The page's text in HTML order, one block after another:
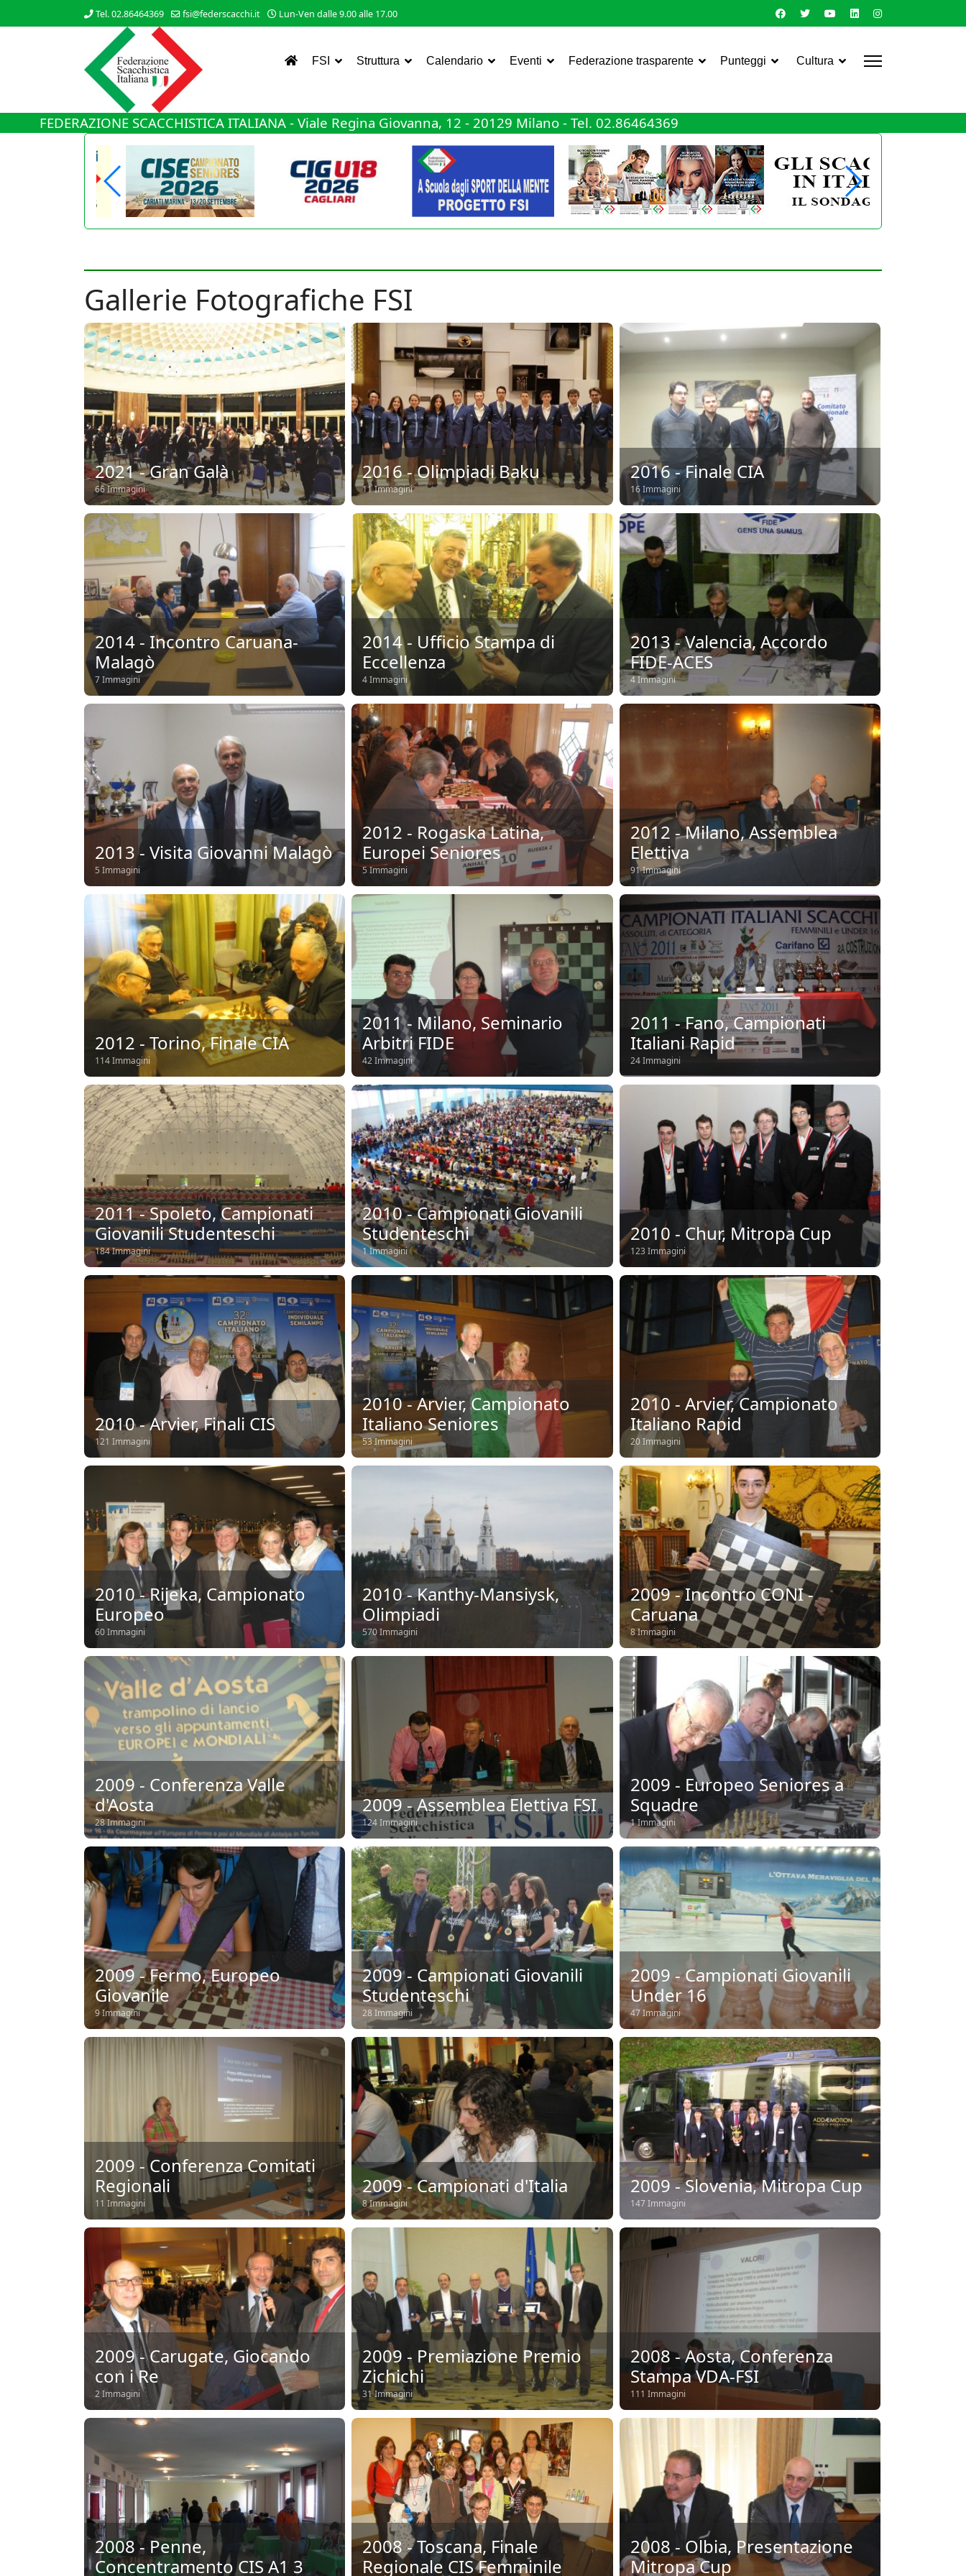
Tel. 02.86464369 fsi@federscacchi.it Lun-Ven dalle 9.00 alle 17.00
FSI Struttura Calendario Eventi Federazione trasparente Punteggi Cultura
FEDERAZIONE SCACCHISTICA ITALIANA - Viale Regina Giovanna, 12 - 20129 Milano - Tel. 02.86464369
Gallerie Fotografiche FSI
2021 - Gran Galà
66 Immagini
2016 - Olimpiadi Baku
11 Immagini
2016 - Finale CIA
16 Immagini
2014 - Incontro Caruana-
Malagò
7 Immagini
2014 - Ufficio Stampa di
Eccellenza
4 Immagini
2013 - Valencia, Accordo
FIDE-ACES
4 Immagini
2013 - Visita Giovanni Malagò
5 Immagini
2012 - Rogaska Latina,
Europei Seniores
5 Immagini
2012 - Milano, Assemblea
Elettiva
91 Immagini
2012 - Torino, Finale CIA
114 Immagini
2011 - Milano, Seminario
Arbitri FIDE
42 Immagini
2011 - Fano, Campionati
Italiani Rapid
24 Immagini
2011 - Spoleto, Campionati
Giovanili Studenteschi
184 Immagini
2010 - Campionati Giovanili
Studenteschi
1 Immagini
2010 - Chur, Mitropa Cup
123 Immagini
2010 - Arvier, Finali CIS
121 Immagini
2010 - Arvier, Campionato
Italiano Seniores
53 Immagini
2010 - Arvier, Campionato
Italiano Rapid
20 Immagini
2010 - Rijeka, Campionato
Europeo
60 Immagini
2010 - Kanthy-Mansiysk,
Olimpiadi
570 Immagini
2009 - Incontro CONI -
Caruana
8 Immagini
2009 - Conferenza Valle
d'Aosta
28 Immagini
2009 - Assemblea Elettiva FSI
124 Immagini
2009 - Europeo Seniores a
Squadre
1 Immagini
2009 - Fermo, Europeo
Giovanile
9 Immagini
2009 - Campionati Giovanili
Studenteschi
28 Immagini
2009 - Campionati Giovanili
Under 16
47 Immagini
2009 - Conferenza Comitati
Regionali
11 Immagini
2009 - Campionati d'Italia
8 Immagini
2009 - Slovenia, Mitropa Cup
147 Immagini
2009 - Carugate, Giocando
con i Re
2 Immagini
2009 - Premiazione Premio
Zichichi
31 Immagini
2008 - Aosta, Conferenza
Stampa VDA-FSI
111 Immagini
2008 - Penne,
Concentramento CIS A1 3
2008 - Toscana, Finale
Regionale CIS Femminile
2008 - Olbia, Presentazione
Mitropa Cup